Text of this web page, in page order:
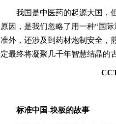
我国是中医药的起源大国，
原因，是我们忽略了用一种“国
准外，还涉及到药材炮制安全，
定最终将凝聚几千年智慧结晶的
标准中国-块板的故事